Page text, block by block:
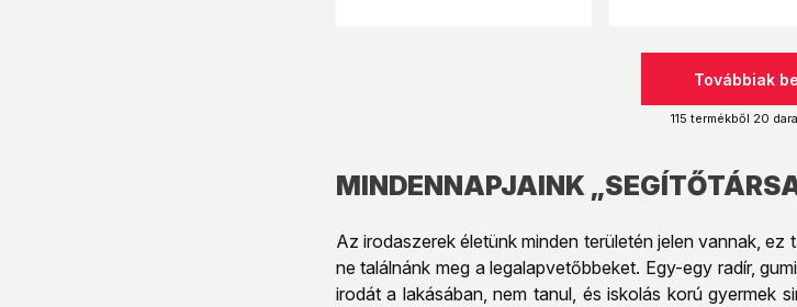
Továbbiak
115 termékből 20
MINDENNAPJAINK
Az irodaszerek életünk minden területén jelen vannak,
ne találnánk meg a legalapvetőbbeket. Egy-egy radír,
irodát a lakásában, nem tanul, és iskolás korú gyermek